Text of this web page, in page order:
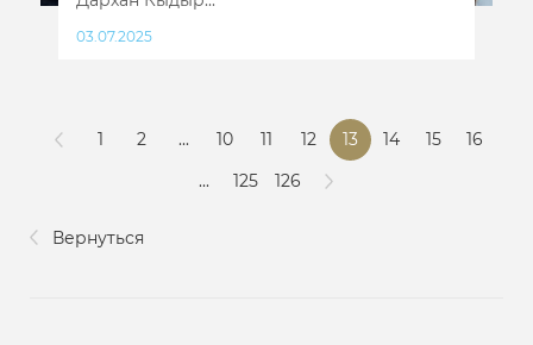
03.07.2025
Вернуться
1 2 ... 10 11 12 13 14 15
16
...
125 126